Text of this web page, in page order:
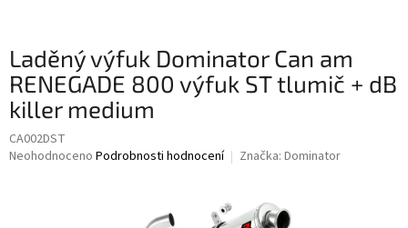
Laděný výfuk Dominator Can am
RENEGADE 800 výfuk ST tlumič + dB
killer medium
CA002DST
Průměrné
Neohodnoceno Podrobnosti hodnocení Značka: Dominator